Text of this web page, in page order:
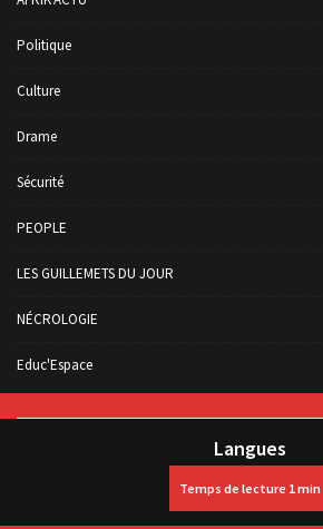
Politique
Culture
Drame
Sécurité
PEOPLE
LES GUILLEMETS DU JOUR
NÉCROLOGIE
Educ'Espace
Langues